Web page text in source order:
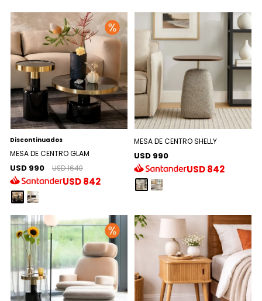
Discontinuados
MESA DE CENTRO GLAM
USD 990 USD 1640
USD842
MESA DE CENTRO SHELLY
USD 990
USD842